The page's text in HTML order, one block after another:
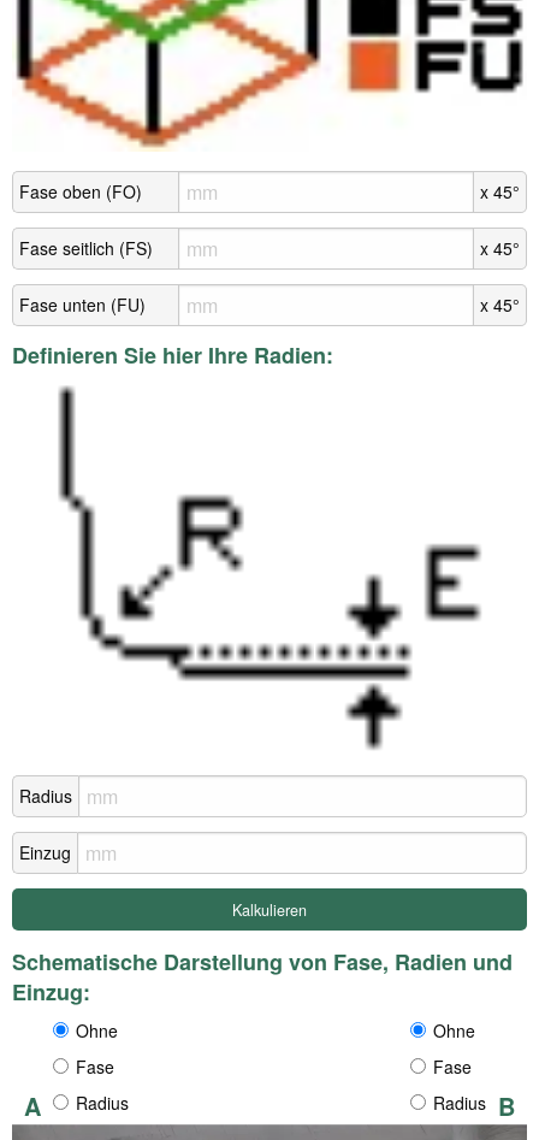
Fase oben (FO) x 45°
Fase seitlich (FS) x 45°
Fase unten (FU) x 45°
Definieren Sie hier Ihre Radien:
Radius
Einzug
Schematische Darstellung von Fase, Radien und
Einzug:
Ohne
Fase
Radius
A B
Ohne
Fase
Radius